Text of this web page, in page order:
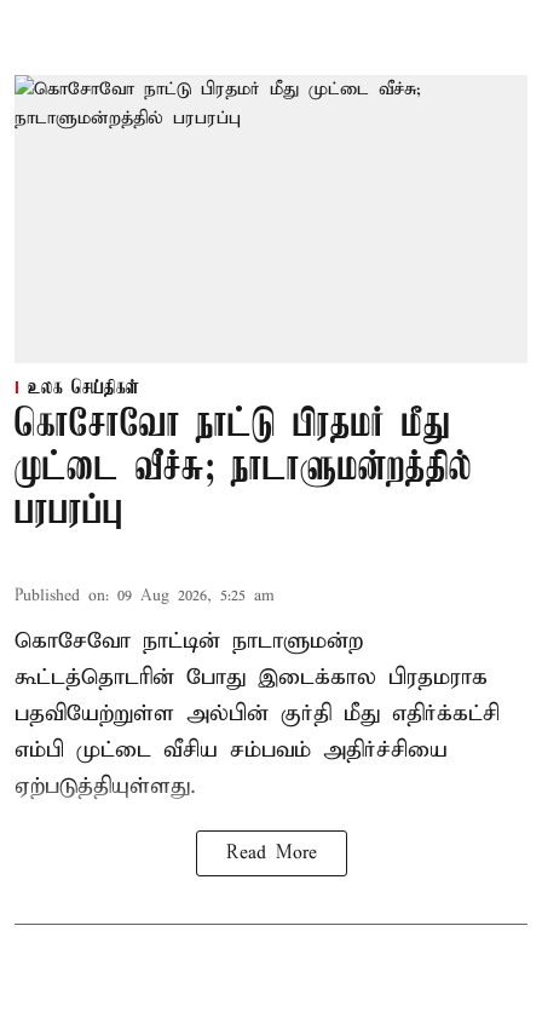
உலக செய்திகள்
கொசோவோ நாட்டு பிரதமர் மீது
முட்டை வீச்சு; நாடாளுமன்றத்தில்
பரபரப்பு
Published on: 09 Aug 2026, 5:25 am
கொசேவோ நாட்டின் நாடாளுமன்ற
கூட்டத்தொடரின் போது இடைக்கால பிரதமராக
பதவியேற்றுள்ள அல்பின் குர்தி மீது எதிர்க்கட்சி
எம்பி முட்டை வீசிய சம்பவம் அதிர்ச்சியை
ஏற்படுத்தியுள்ளது.
Read More